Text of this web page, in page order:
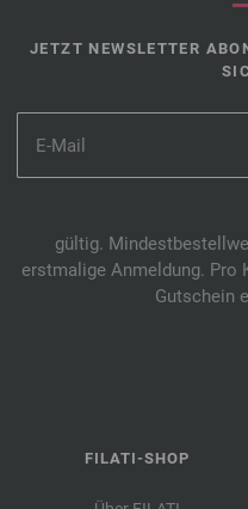
JETZT NEWSLETTER
gültig.
erstmalige Anmeldung. Pro
Gutschein
FILATI-SHOP